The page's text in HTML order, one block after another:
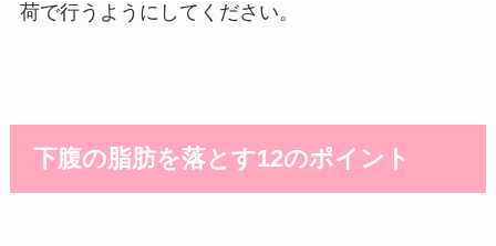
荷で行うようにしてください。
下腹の脂肪を落とす12のポイント